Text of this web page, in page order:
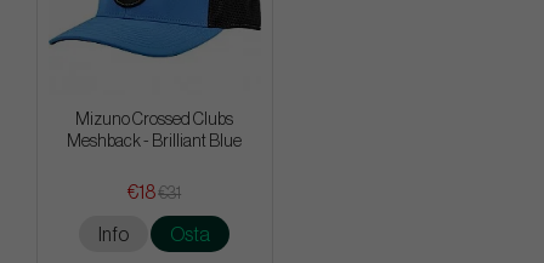
Mizuno Crossed Clubs
Meshback - Brilliant Blue
€18€31
Info Osta